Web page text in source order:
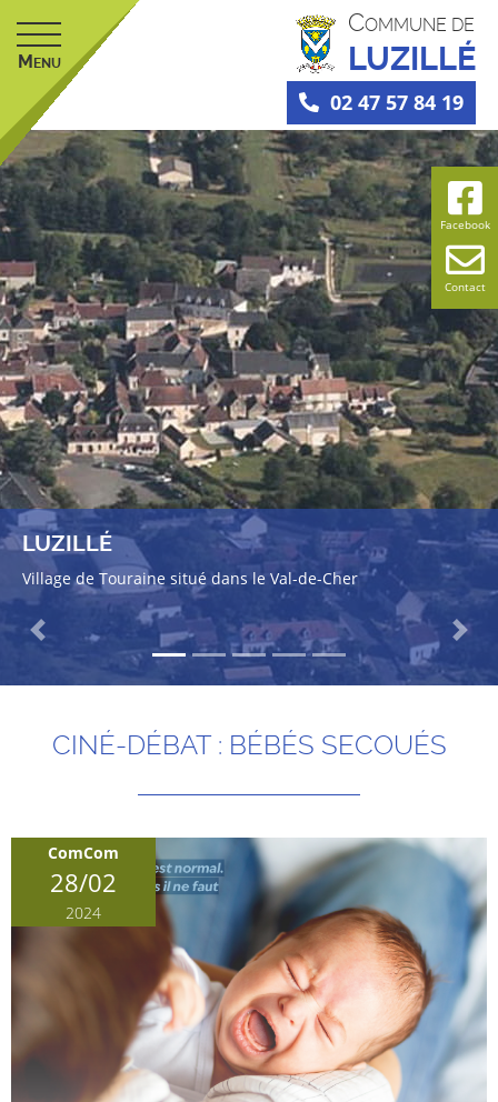
Facebook
Contact
M ENU
COMMUNE DE
LUZILLÉ
02 47 57 84 19
LUZILLÉ
Village de Touraine situé dans le Val-de-Cher
Previous Next
CINÉ-DÉBAT : BÉBÉS SECOUÉS
ComCom
28/02
2024